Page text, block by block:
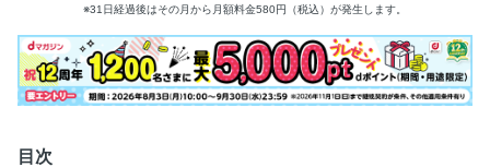
※31日経過後はその月から月額料金580円（税込）が発生します。
目次